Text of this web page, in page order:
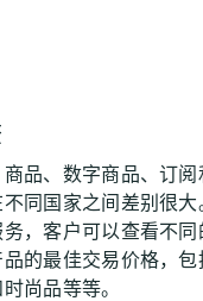
品、数字商品、订
同国家之间差别很
，客户可以查看不
的最佳交易价格，
尚品等等。